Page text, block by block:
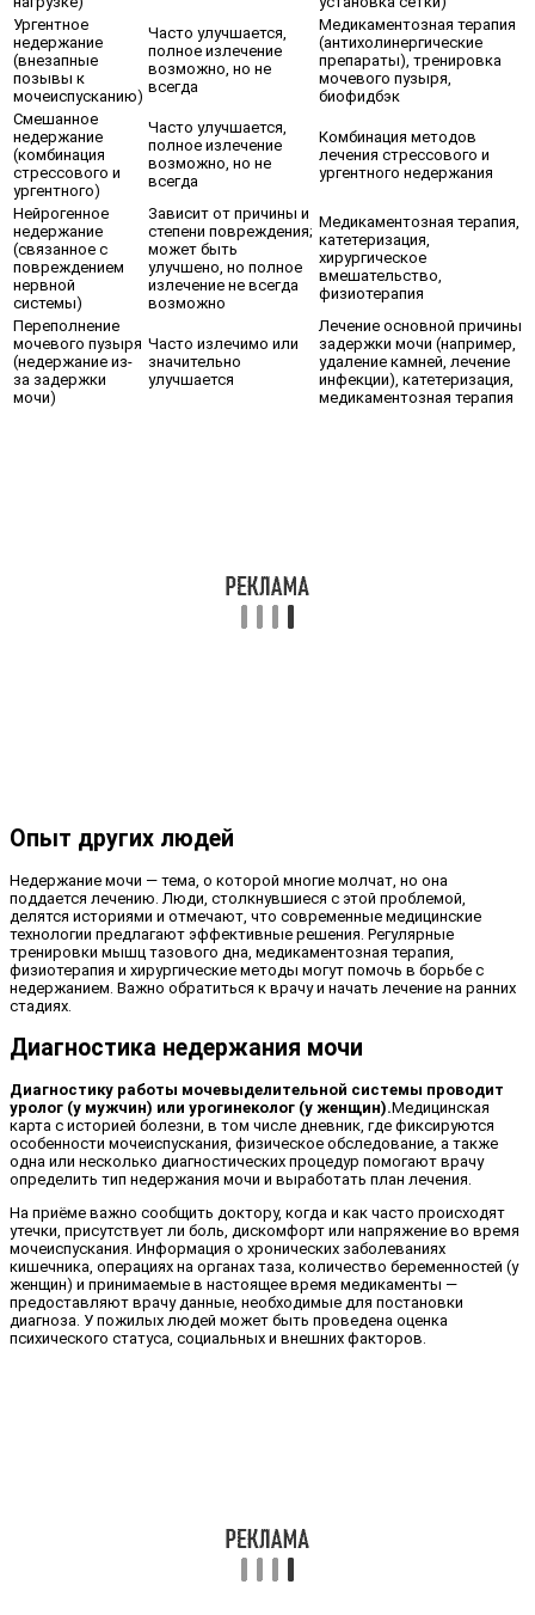
Ургентное
недержание
(внезапные
позывы к
мочеиспусканию)
Часто улучшается,
полное излечение
возможно, но не
всегда
Медикаментозная терапия
(антихолинергические
препараты), тренировка
мочевого пузыря,
биофидбэк
Смешанное
недержание
(комбинация
стрессового и
ургентного)
Часто улучшается,
полное излечение
возможно, но не
всегда
Комбинация методов
лечения стрессового и
ургентного недержания
Нейрогенное
недержание
(связанное с
повреждением
нервной
системы)
Зависит от причины и
степени повреждения;
может быть
улучшено, но полное
излечение не всегда
возможно
Медикаментозная терапия,
катетеризация,
хирургическое
вмешательство,
физиотерапия
Переполнение
мочевого пузыря
(недержание из-
за задержки
мочи)
Часто излечимо или
значительно
улучшается
Лечение основной причины
задержки мочи (например,
удаление камней, лечение
инфекции), катетеризация,
медикаментозная терапия
Опыт других людей
Недержание мочи — тема, о которой многие молчат, но она
поддается лечению. Люди, столкнувшиеся с этой проблемой,
делятся историями и отмечают, что современные медицинские
технологии предлагают эффективные решения. Регулярные
тренировки мышц тазового дна, медикаментозная терапия,
физиотерапия и хирургические методы могут помочь в борьбе с
недержанием. Важно обратиться к врачу и начать лечение на ранних
стадиях.
Диагностика недержания мочи
Диагностику работы мочевыделительной системы проводит
уролог (у мужчин) или урогинеколог (у женщин).Медицинская
карта с историей болезни, в том числе дневник, где фиксируются
особенности мочеиспускания, физическое обследование, а также
одна или несколько диагностических процедур помогают врачу
определить тип недержания мочи и выработать план лечения.
На приёме важно сообщить доктору, когда и как часто происходят
утечки, присутствует ли боль, дискомфорт или напряжение во время
мочеиспускания. Информация о хронических заболеваниях
кишечника, операциях на органах таза, количество беременностей (у
женщин) и принимаемые в настоящее время медикаменты —
предоставляют врачу данные, необходимые для постановки
диагноза. У пожилых людей может быть проведена оценка
психического статуса, социальных и внешних факторов.